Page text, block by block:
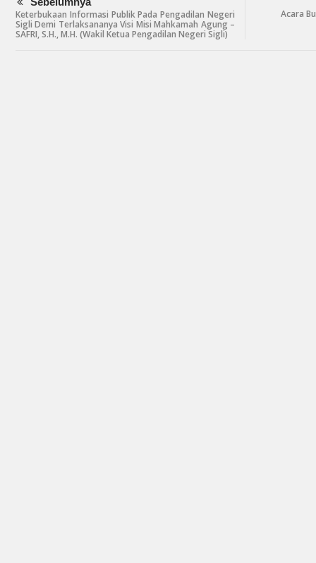
Keterbukaan Informasi Publik Pada Pengadilan Negeri
Sigli Demi Terlaksananya Visi Misi Mahkamah Agung –
SAFRI, S.H., M.H. (Wakil Ketua Pengadilan Negeri Sigli)
Acara